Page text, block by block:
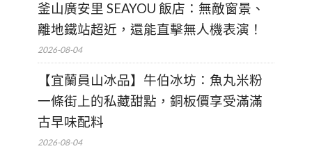
釜山廣安里 SEAYOU 飯店：無敵窗景、
離地鐵站超近，還能直擊無人機表演！
2026-08-04
【宜蘭員山冰品】牛伯冰坊：魚丸米粉
一條街上的私藏甜點，銅板價享受滿滿
古早味配料
2026-08-04